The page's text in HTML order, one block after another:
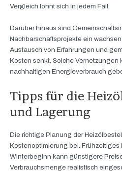
Vergleich lohnt sich in jedem Fall.
Darüber hinaus sind
Nachbarschaftsprojekte ein
Austausch von Erfahrungen und
Kosten senkt. Solche Vernetzungen
nachhaltigen Energieverbrauch
Tipps für die
und Lagerung
Die richtige Planung der
Kostenoptimierung bei. Frühzeitiges
Winterbeginn kann günstigere
Verbrauchsmenge realistisch